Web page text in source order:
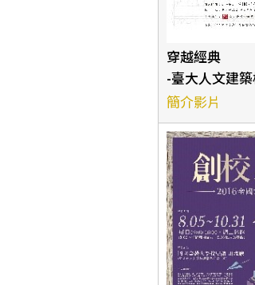
穿越經典
-臺大人文建
簡介影片